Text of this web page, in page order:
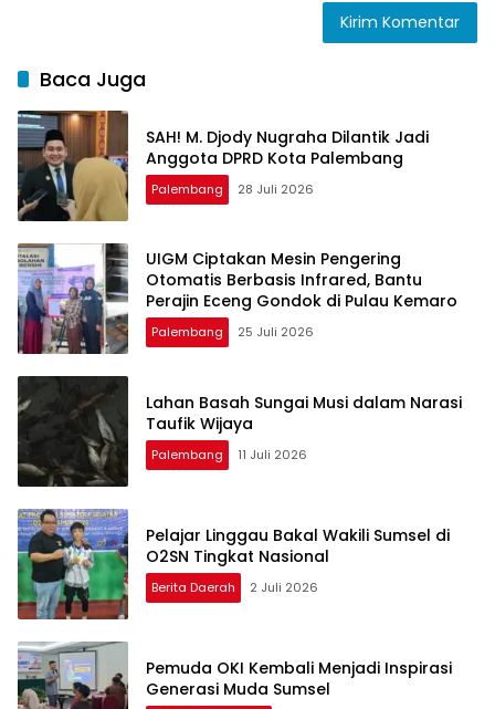
Baca Juga
SAH! M. Djody Nugraha Dilantik Jadi
Anggota DPRD Kota Palembang
Palembang 28 Juli 2026
UIGM Ciptakan Mesin Pengering
Otomatis Berbasis Infrared, Bantu
Perajin Eceng Gondok di Pulau Kemaro
Palembang 25 Juli 2026
Lahan Basah Sungai Musi dalam Narasi
Taufik Wijaya
Palembang 11 Juli 2026
Pelajar Linggau Bakal Wakili Sumsel di
O2SN Tingkat Nasional
Berita Daerah 2 Juli 2026
Pemuda OKI Kembali Menjadi Inspirasi
Generasi Muda Sumsel